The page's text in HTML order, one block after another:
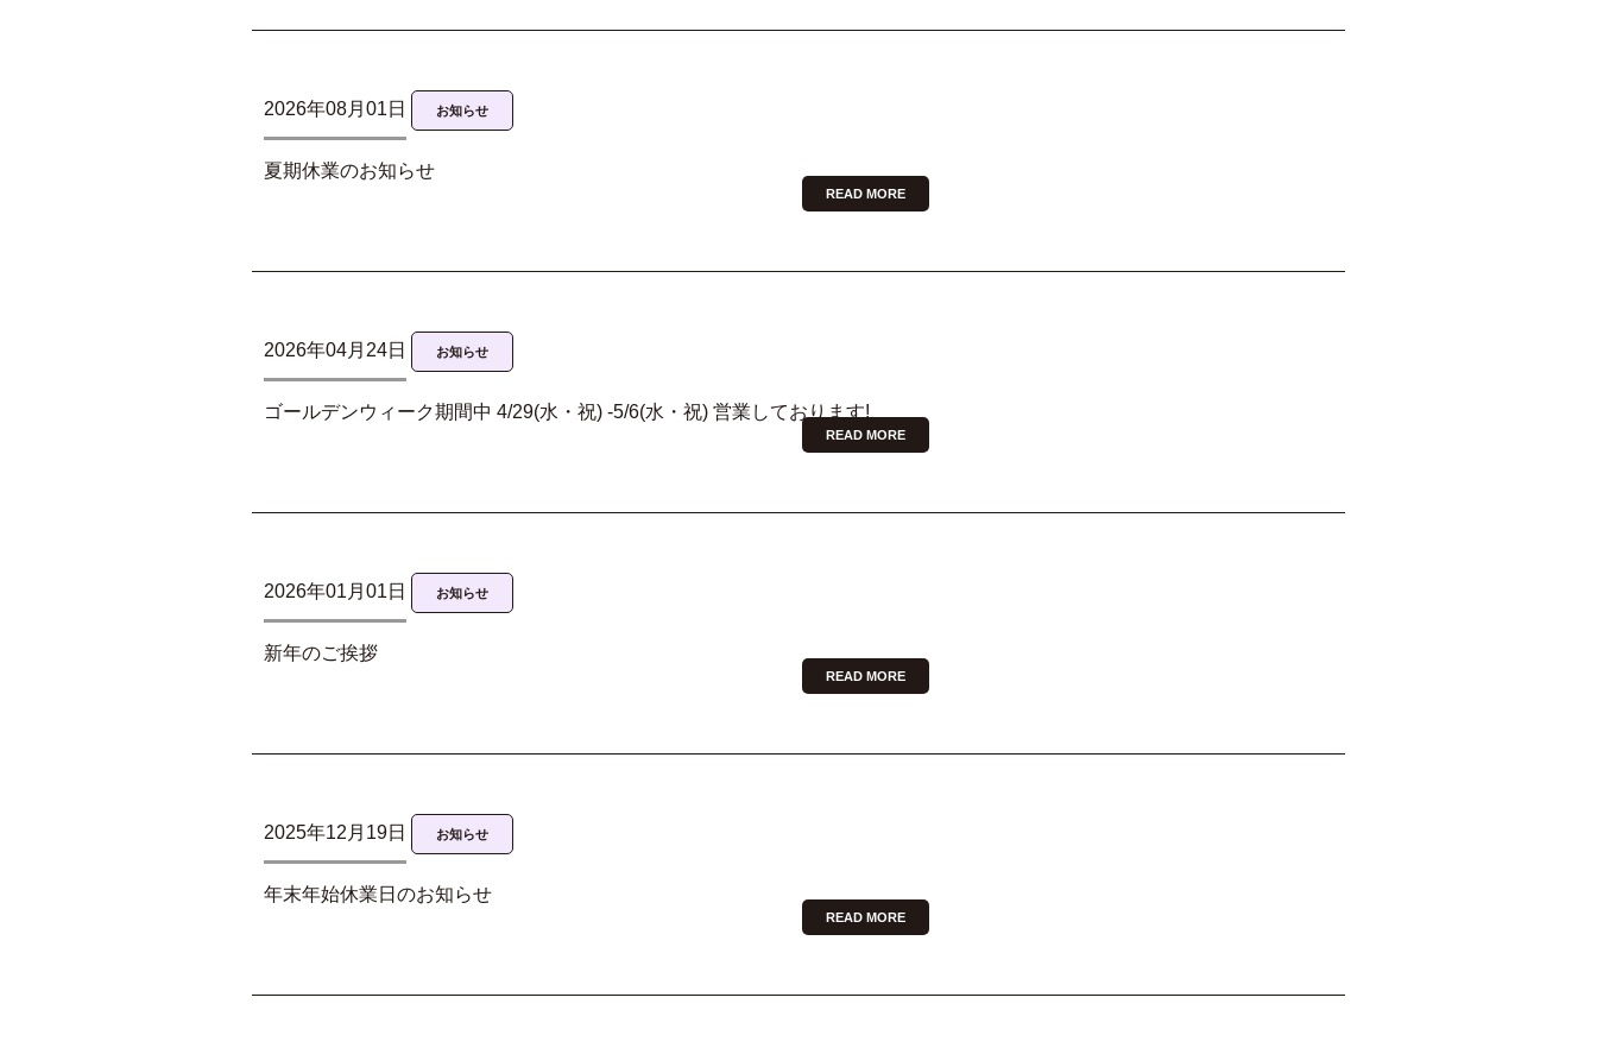
2026年08月01日 お知らせ
夏期休業のお知らせ
READ MORE
2026年04月24日 お知らせ
ゴールデンウィーク期間中 4/29(水・祝) -5/6(水・祝) 営業しております!
READ MORE
2026年01月01日 お知らせ
新年のご挨拶
READ MORE
2025年12月19日 お知らせ
年末年始休業日のお知らせ
READ MORE